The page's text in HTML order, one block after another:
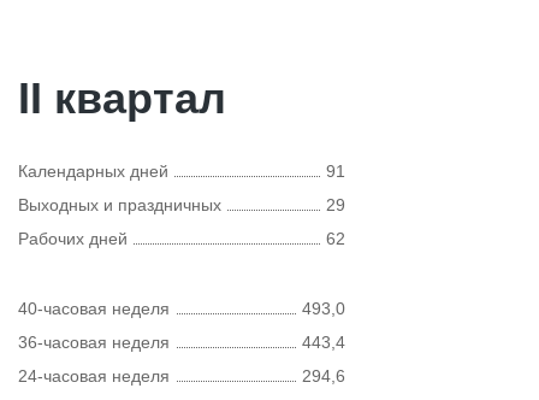
II квартал
Календарных дней
91
Выходных и праздничных
29
Рабочих дней
62
40-часовая неделя
493,0
36-часовая неделя
443,4
24-часовая неделя
294,6